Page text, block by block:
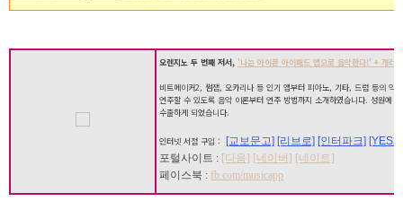
오렌지노 두 번째 저서, '나는 아이폰 아이패드 앱으로 음악한다!' + 개러
비트메이커2, 썸잼, 오카리나 등 인기 앱부터 피아노, 기타, 드럼 등의 악
연주할 수 있도록 음악 이론부터 연주 방법까지 소개하였습니다. 성원에
수출하게 되었습니다.
인터넷 서점 구입 : [교보문고] [리브로] [인터파크]
포털사이트 : [다음] [네이버] [네이트]
페이스북 : fb.com/musicapp